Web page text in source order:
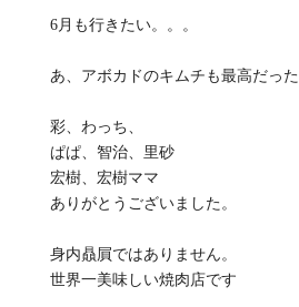
6月も行きたい。。。
あ、アボカドのキムチも最高だった
彩、わっち、
ぱぱ、智治、里砂
宏樹、宏樹ママ
ありがとうございました。
身内贔屓ではありません。
世界一美味しい焼肉店です